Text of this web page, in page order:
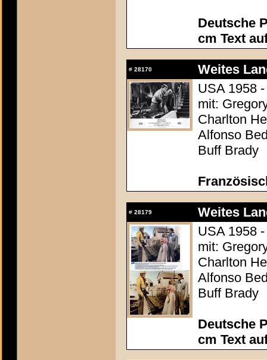
Deutsche
cm Text
# 28170
Weites
USA 1958
mit:
Charlton
Alfonso
Buff Brady
# 28179
Weites
USA 1958
mit:
Charlton
Alfonso
Buff Brady
Deutsche
cm Text